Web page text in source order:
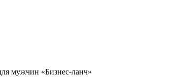
мужчин «Бизнес-ланч»